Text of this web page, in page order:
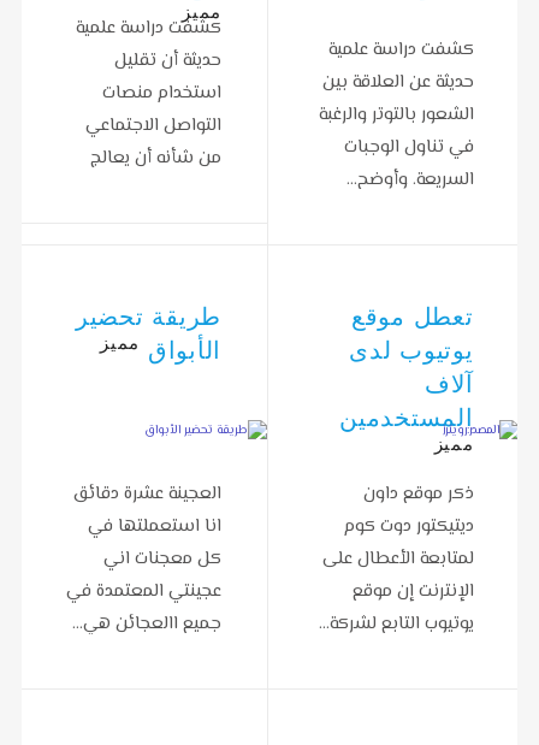
كشفت دراسة علمية
حديثة عن العلاقة بين
الشعور بالتوتر والرغبة
في تناول الوجبات
السريعة. وأوضح…
مميز
كشفت دراسة علمية
حديثة أن تقليل
استخدام منصات
التواصل الاجتماعي
من شأنه أن يعالج
تعطل موقع
يوتيوب لدى
آلاف
المستخدمين
مميز
ذكر موقع داون
ديتيكتور دوت كوم
لمتابعة الأعطال على
الإنترنت إن موقع
يوتيوب التابع لشركة…
طريقة تحضير
الأبواق مميز
العجينة عشرة دقائق
انا استعملتها في
كل معجنات اني
عجينتي المعتمدة في
جميع االعجائن هي…